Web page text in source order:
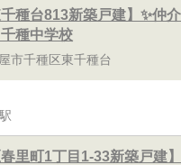
種台813新築戸建】✨️仲
種中学校
市千種区東千種台
春里町1丁目1-33新築戸建